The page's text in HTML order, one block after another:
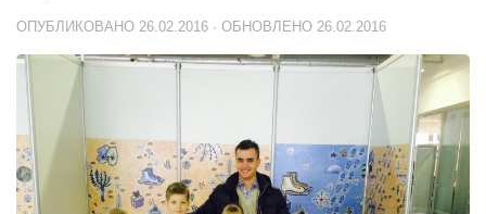
ОПУБЛИКОВАНО 26.02.2016 · ОБНОВЛЕНО 26.02.2016